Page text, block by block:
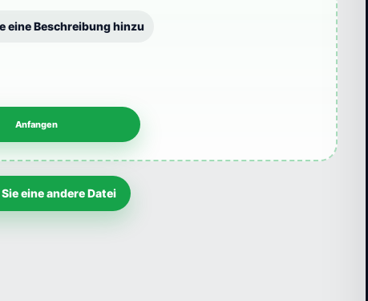
eine Beschreibung hinzu
eine andere Datei